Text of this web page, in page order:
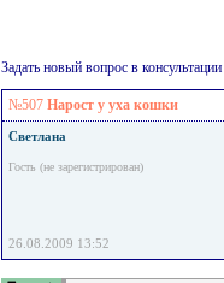
Задать новый вопрос в
№507 Нарост у уха кошки
Светлана
Гость (не зарегистрирован)
26.08.2009 13:52